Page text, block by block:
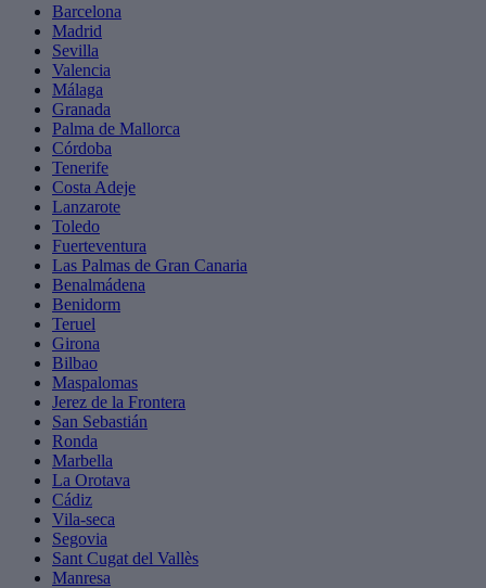
Barcelona
Madrid
Sevilla
Valencia
Málaga
Granada
Palma de Mallorca
Córdoba
Tenerife
Costa Adeje
Lanzarote
Toledo
Fuerteventura
Las Palmas de Gran Canaria
Benalmádena
Benidorm
Teruel
Girona
Bilbao
Maspalomas
Jerez de la Frontera
San Sebastián
Ronda
Marbella
La Orotava
Cádiz
Vila-seca
Segovia
Sant Cugat del Vallès
Manresa